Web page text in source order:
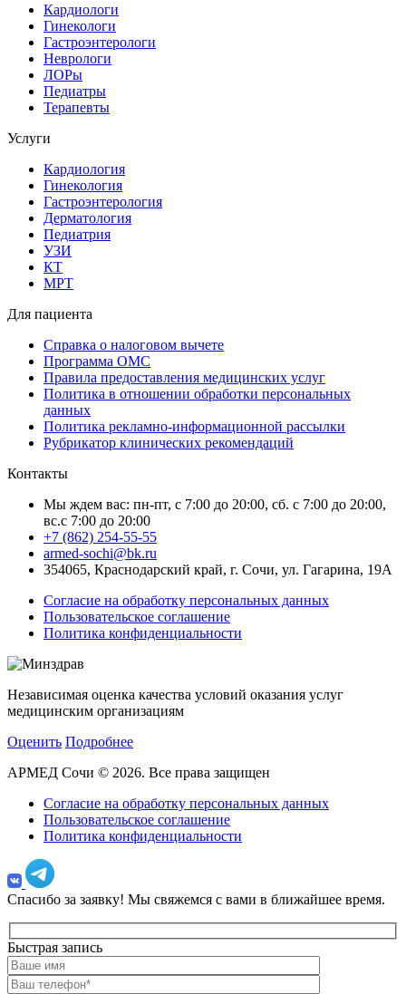
Кардиологи
Гинекологи
Гастроэнтерологи
Неврологи
ЛОРы
Педиатры
Терапевты
Услуги
Кардиология
Гинекология
Гастроэнтерология
Дерматология
Педиатрия
УЗИ
КТ
МРТ
Для пациента
Справка о налоговом вычете
Программа ОМС
Правила предоставления медицинских услуг
Политика в отношении обработки персональных
данных
Политика рекламно-информационной рассылки
Рубрикатор клинических рекомендаций
Контакты
Мы ждем вас: пн-пт, с 7:00 до 20:00, сб. с 7:00 до 20:00,
вс.с 7:00 до 20:00
+7 (862) 254-55-55
armed-sochi@bk.ru
354065, Краснодарский край, г. Сочи, ул. Гагарина, 19А
Согласие на обработку персональных данных
Пользовательское соглашение
Политика конфиденциальности
Независимая оценка качества условий оказания услуг
медицинским организациям
Оценить Подробнее
АРМЕД Сочи © 2026. Все права защищен
Согласие на обработку персональных данных
Пользовательское соглашение
Политика конфиденциальности
Спасибо за заявку! Мы свяжемся с вами в ближайшее время.
Быстрая запись